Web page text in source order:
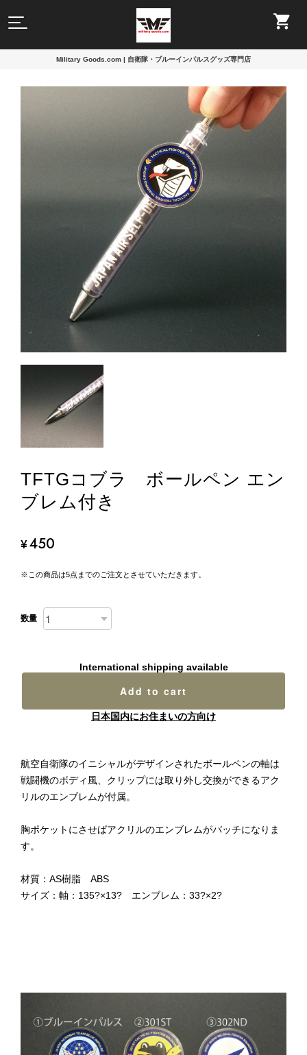
Military Goods.com | 自衛隊・ブルーインパルスグッズ専門店
TFTGコブラ ボールペン エン
ブレム付き
¥450
※この商品は5点までのご注文とさせていただきます。
数量
International shipping available
Add to cart
日本国内にお住まいの方向け
航空自衛隊のイニシャルがデザインされたボールペンの軸は
戦闘機のボディ風、クリップには取り外し交換ができるアク
リルのエンブレムが付属。
胸ポケットにさせばアクリルのエンブレムがバッチになりま
す。
材質：AS樹脂 ABS
サイズ：軸：135?×13? エンブレム：33?×2?